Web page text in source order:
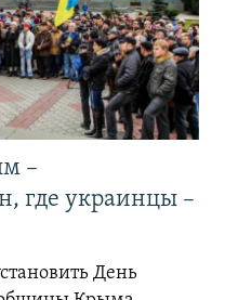
–
где украинцы –
День